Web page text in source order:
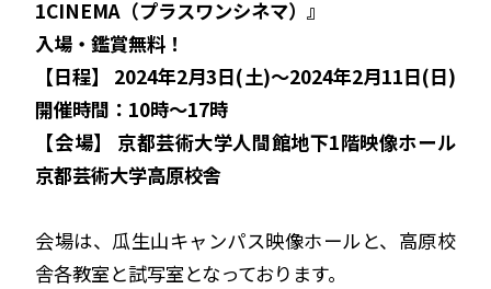
1CINEMA（プラスワンシネマ）』
入場・鑑賞無料！
【日程】 2024年2月3日(土)～2024年2月11日(日)
開催時間：10時～17時
【会場】 京都芸術大学人間館地下1階映像ホール
京都芸術大学高原校舎
会場は、瓜生山キャンパス映像ホールと、高原校
舎各教室と試写室となっております。